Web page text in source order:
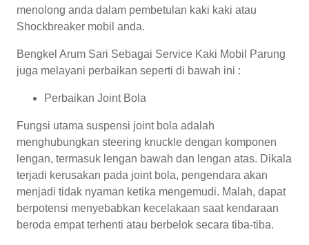
menolong anda dalam pembetulan kaki kaki atau
Shockbreaker mobil anda.
Bengkel Arum Sari Sebagai Service Kaki Mobil Parung
juga melayani perbaikan seperti di bawah ini :
Perbaikan Joint Bola
Fungsi utama suspensi joint bola adalah
menghubungkan steering knuckle dengan komponen
lengan, termasuk lengan bawah dan lengan atas. Dikala
terjadi kerusakan pada joint bola, pengendara akan
menjadi tidak nyaman ketika mengemudi. Malah, dapat
berpotensi menyebabkan kecelakaan saat kendaraan
beroda empat terhenti atau berbelok secara tiba-tiba.